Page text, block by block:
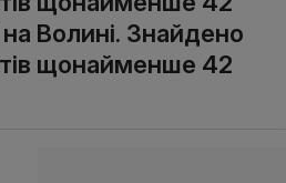
Волині. Знайдено
щонайменше 42